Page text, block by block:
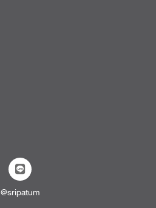
@sripatum